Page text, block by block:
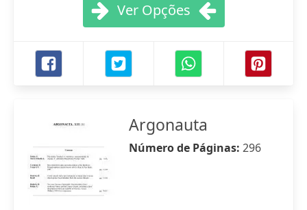
Ver Opções
Argonauta
Número de Páginas: 296